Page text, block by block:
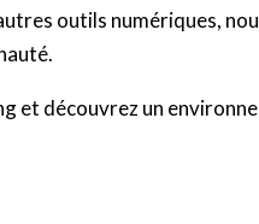
outils numériques,
et découvrez un